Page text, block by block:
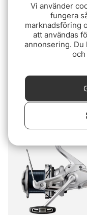
1899 kr
Vi använder
fungera
marknadsföring
att användas
annonsering. Du